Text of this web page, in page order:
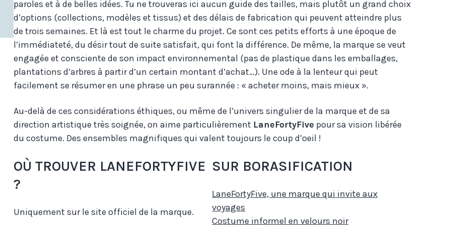
paroles et à de belles idées. Tu ne trouveras ici aucun guide des tailles, mais plutôt un grand choix
d’options (collections, modèles et tissus) et des délais de fabrication qui peuvent atteindre plus
de trois semaines. Et là est tout le charme du projet. Ce sont ces petits efforts à une époque de
l’immédiateté, du désir tout de suite satisfait, qui font la différence. De même, la marque se veut
engagée et consciente de son impact environnemental (pas de plastique dans les emballages,
plantations d’arbres à partir d’un certain montant d’achat…). Une ode à la lenteur qui peut
facilement se résumer en une phrase un peu surannée : « acheter moins, mais mieux ».
Au-delà de ces considérations éthiques, ou même de l’univers singulier de la marque et de sa
direction artistique très soignée, on aime particulièrement LaneFortyFive pour sa vision libérée
du costume. Des ensembles magnifiques qui valent toujours le coup d’oeil !
OÙ TROUVER LANEFORTYFIVE
?
Uniquement sur le site officiel de la marque.
SUR BORASIFICATION
LaneFortyFive, une marque qui invite aux
voyages
Costume informel en velours noir